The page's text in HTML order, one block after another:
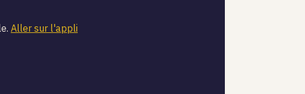
Aller sur l'appli